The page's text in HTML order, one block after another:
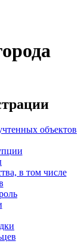
объектов
в том числе